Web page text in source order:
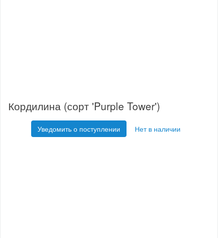
Кордилина (сорт 'Purple Tower')
Уведомить о поступлении Нет в наличии